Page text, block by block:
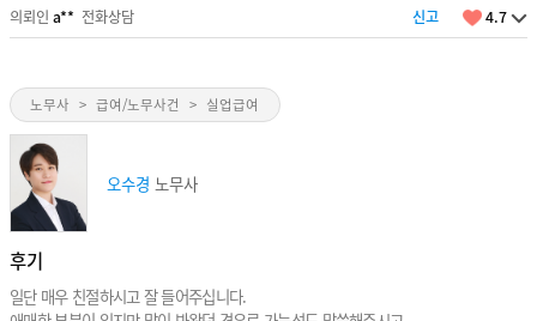
의뢰인a** 전화상담 신고 4.7
노무사 > 급여/노무사건 > 실업급여
오수경 노무사
후기
일단 매우 친절하시고 잘 들어주십니다.